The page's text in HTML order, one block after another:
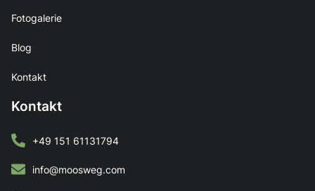
Fotogalerie
Blog
Kontakt
Kontakt
+49 151 61131794
info@moosweg.com